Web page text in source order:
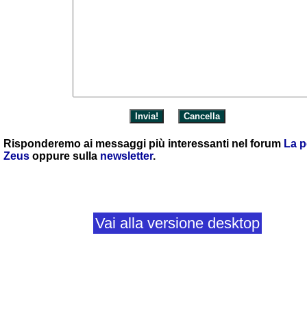
Risponderemo ai messaggi più interessanti nel forum La
Zeus oppure sulla newsletter.
Vai alla versione desktop